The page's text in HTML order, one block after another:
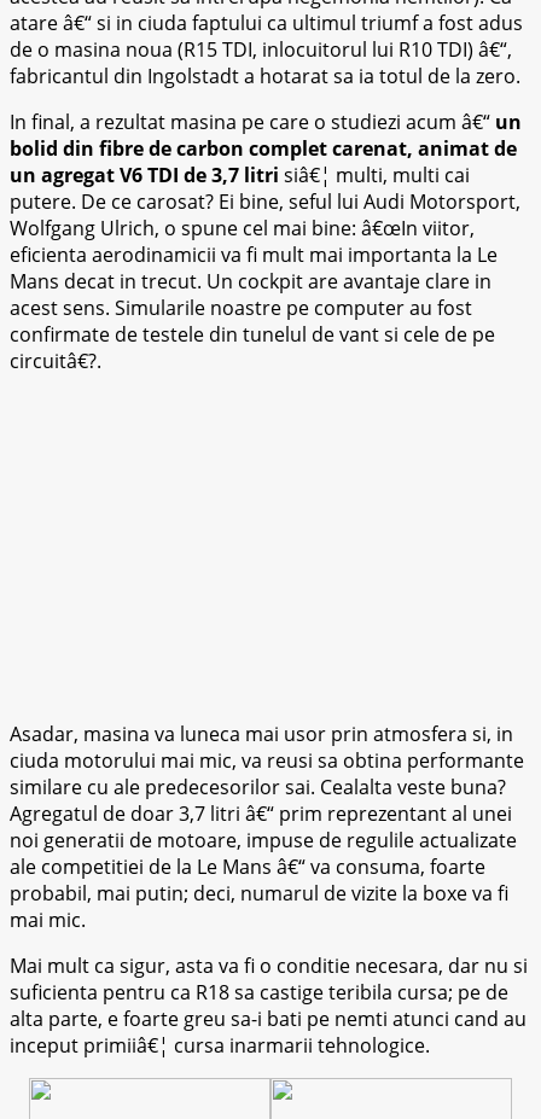
atare â€“ si in ciuda faptului ca ultimul triumf a fost adus
de o masina noua (R15 TDI, inlocuitorul lui R10 TDI) â€“,
fabricantul din Ingolstadt a hotarat sa ia totul de la zero.
In final, a rezultat masina pe care o studiezi acum â€“ un
bolid din fibre de carbon complet carenat, animat de
un agregat V6 TDI de 3,7 litri siâ€¦ multi, multi cai
putere. De ce carosat? Ei bine, seful lui Audi Motorsport,
Wolfgang Ulrich, o spune cel mai bine: â€œIn viitor,
eficienta aerodinamicii va fi mult mai importanta la Le
Mans decat in trecut. Un cockpitare avantaje clare in
acest sens. Simularile noastre pe computer au fost
confirmate de testele din tunelul de vant si cele de pe
circuitâ€?.
Asadar, masina va luneca mai usor prin atmosfera si, in
ciuda motorului mai mic, va reusi sa obtina performante
similare cu ale predecesorilor sai. Cealalta veste buna?
Agregatul de doar 3,7 litri â€“ prim reprezentant al unei
noi generatii de motoare, impuse de regulile actualizate
ale competitiei de la Le Mans â€“ va consuma, foarte
probabil, mai putin; deci, numarul de vizite la boxe va fi
mai mic.
Mai mult ca sigur, asta va fi o conditie necesara, dar nu si
suficienta pentru ca R18 sa castige teribila cursa; pe de
alta parte, e foarte greu sa-i bati pe nemti atunci cand au
inceput primiiâ€¦ cursa inarmarii tehnologice.